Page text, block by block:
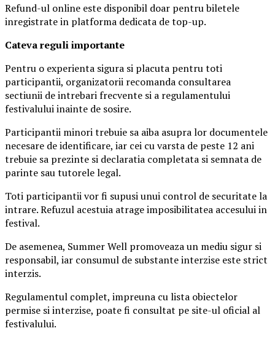
Refund-ul online este disponibil doar pentru biletele
inregistrate in platforma dedicata de top-up.
Cateva reguli importante
Pentru o experienta sigura si placuta pentru toti
participantii, organizatorii recomanda consultarea
sectiunii de intrebari frecvente si a regulamentului
festivalului inainte de sosire.
Participantii minori trebuie sa aiba asupra lor documentele
necesare de identificare, iar cei cu varsta de peste 12 ani
trebuie sa prezinte si declaratia completata si semnata de
parinte sau tutorele legal.
Toti participantii vor fi supusi unui control de securitate la
intrare. Refuzul acestuia atrage imposibilitatea accesului in
festival.
De asemenea, Summer Well promoveaza un mediu sigur si
responsabil, iar consumul de substante interzise este strict
interzis.
Regulamentul complet, impreuna cu lista obiectelor
permise si interzise, poate fi consultat pe site-ul oficial al
festivalului.